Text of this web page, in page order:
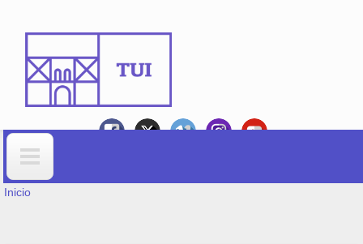
Formulario de busca
VOSTEDE ESTÁ AQUÍ
Inicio